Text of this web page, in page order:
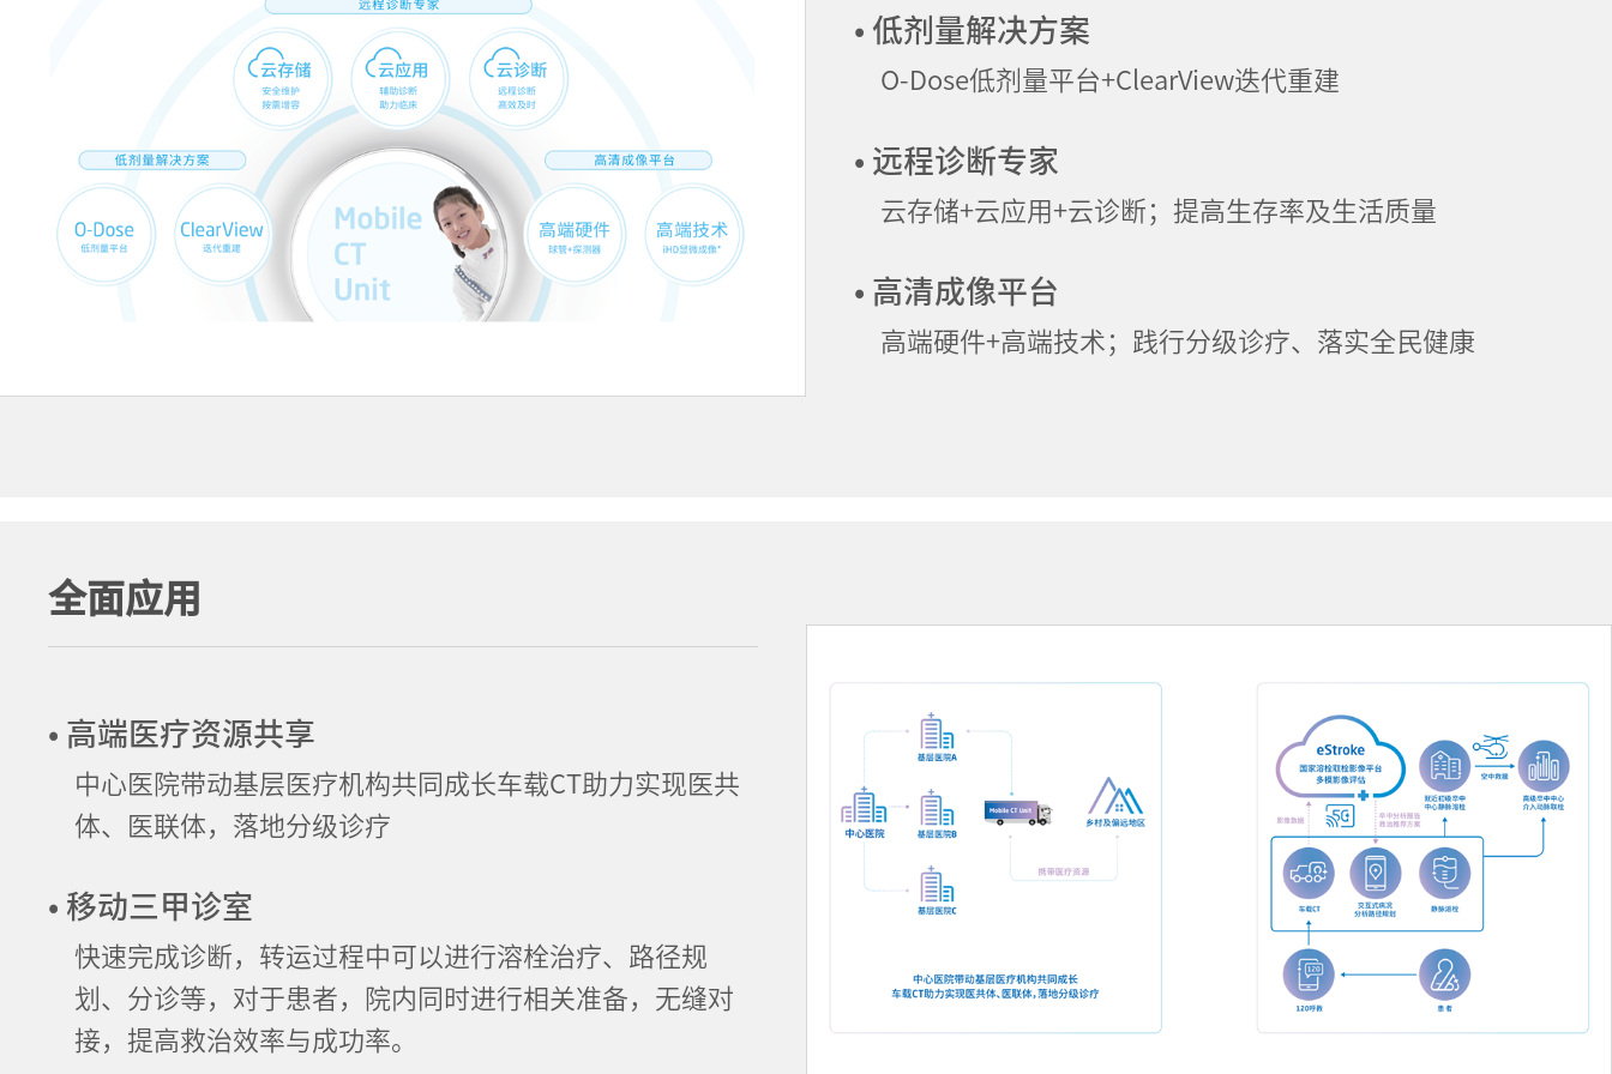
• 低剂量解决方案
O-Dose低剂量平台+ClearView迭代重建
• 远程诊断专家
云存储+云应用+云诊断；提高生存率及生活质量
• 高清成像平台
高端硬件+高端技术；践行分级诊疗、落实全民健康
全面应用
• 高端医疗资源共享
中心医院带动基层医疗机构共同成长车载CT助力实现医共
体、医联体，落地分级诊疗
• 移动三甲诊室
快速完成诊断，转运过程中可以进行溶栓治疗、路径规
划、分诊等，对于患者，院内同时进行相关准备，无缝对
接，提高救治效率与成功率。